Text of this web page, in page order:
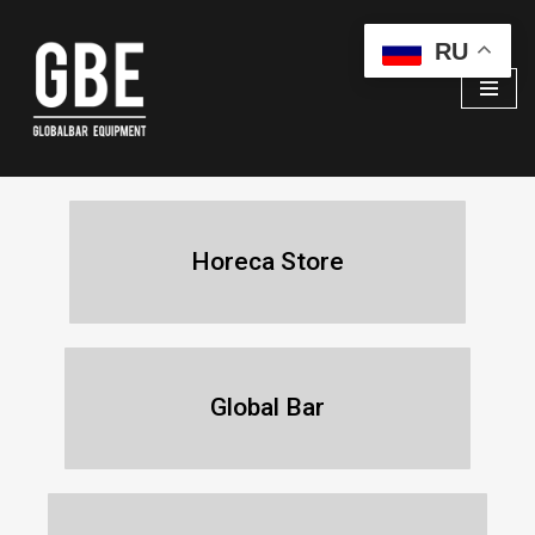
Перейти
содержимому
Horeca Store
Global Bar
RU